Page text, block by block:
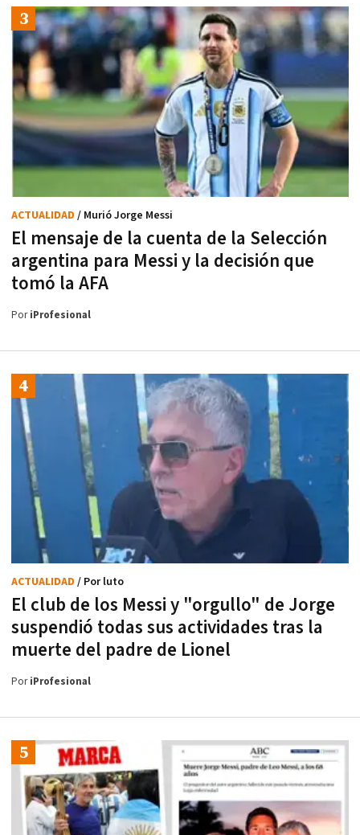
El mensaje de la cuenta de la Selección
argentina para Messi y la decisión que
tomó la AFA
ACTUALIDAD / Murió Jorge Messi
PoriProfesional
El club de los Messi y "orgullo" de Jorge
suspendió todas sus actividades tras la
muerte del padre de Lionel
ACTUALIDAD / Por luto
PoriProfesional